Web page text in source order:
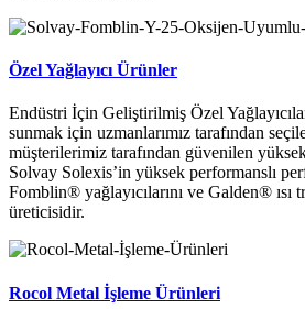
Özel Yağlayıcı Ürünler
Endüstri İçin Geliştirilmiş Özel
sunmak için uzmanlarımız tarafından
müşterilerimiz tarafından güvenilen
Solvay Solexis’in yüksek performanslı
Fomblin® yağlayıcılarını ve Galden® ısı
üreticisidir.
Rocol Metal İşleme Ürünleri